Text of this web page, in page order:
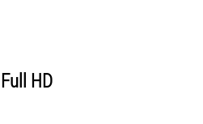
HD
CATEGORÍAS